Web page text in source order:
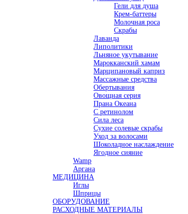
Гели для душа
Крем-баттеры
Молочная роса
Скрабы
Лаванда
Липолитики
Льняное укутывание
Марокканский хамам
Марципановый каприз
Массажные средства
Обертывания
Овощная серия
Прана Океана
С ретинолом
Сила леса
Сухие солевые скрабы
Уход за волосами
Шоколадное наслаждение
Ягодное сияние
Wamp
Аргана
МЕДИЦИНА
Иглы
Шприцы
ОБОРУДОВАНИЕ
РАСХОДНЫЕ МАТЕРИАЛЫ